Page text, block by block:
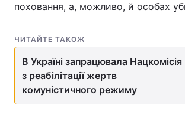
поховання, а, можливо, й особах
ЧИТАЙТЕ ТАКОЖ
В Україні запрацювала Нацкомісія
з реабілітації жертв
комуністичного режиму